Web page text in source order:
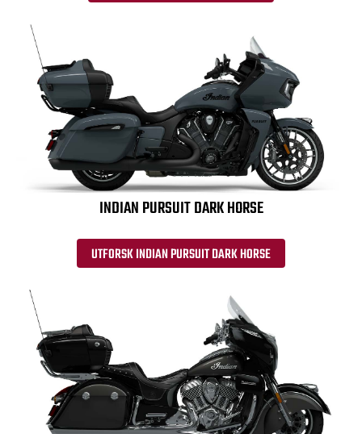
INDIAN PURSUIT DARK HORSE
UTFORSK INDIAN PURSUIT DARK HORSE